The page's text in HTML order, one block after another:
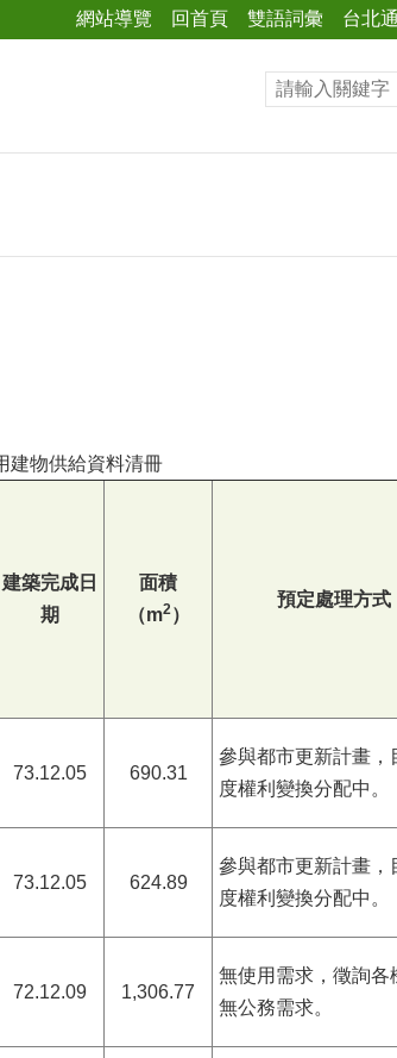
網站導覽 回首頁 雙語詞彙 台北通
建築完成日
期
面積
（m2）
預定處理方式
建物供給資料清冊
73.12.05 690.31
參與都市更新計畫，
度權利變換分配中。
73.12.05 624.89
參與都市更新計畫，
度權利變換分配中。
72.12.09 1,306.77
無使用需求，徵詢各
無公務需求。